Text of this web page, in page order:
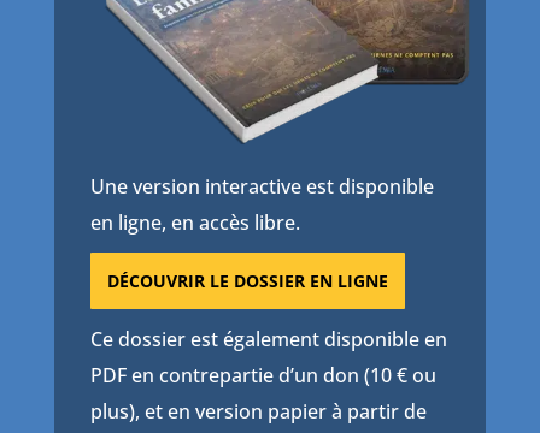
Une version interactive est disponible
en ligne, en accès libre.
DÉCOUVRIR LE DOSSIER EN LIGNE
Ce dossier est également disponible en
PDF en contrepartie d’un don (10 € ou
plus), et en version papier à partir de